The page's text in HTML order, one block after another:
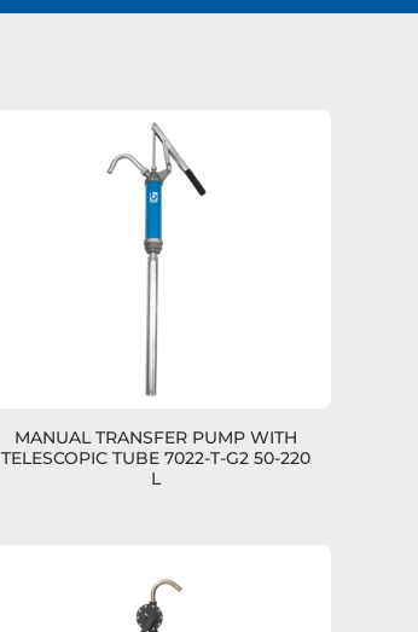
MANUAL TRANSFER PUMP WITH
TELESCOPIC TUBE 7022-T-G2 50-220
L